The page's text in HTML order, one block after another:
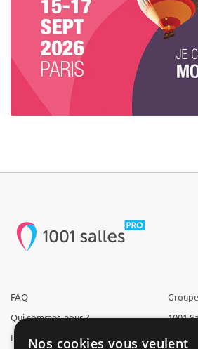
FAQ
Qui sommes-nous ?
L'équipe
1001
1001
Nos cookies vous veulent